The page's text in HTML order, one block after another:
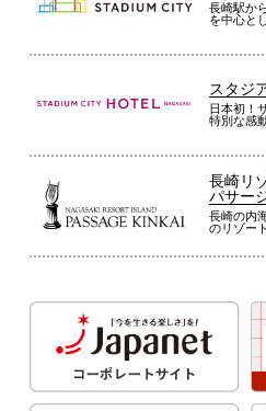
長崎駅か
を中心と
スタジ
日本初！
特別な感
長崎リ
パサー
長崎の内
のリゾー